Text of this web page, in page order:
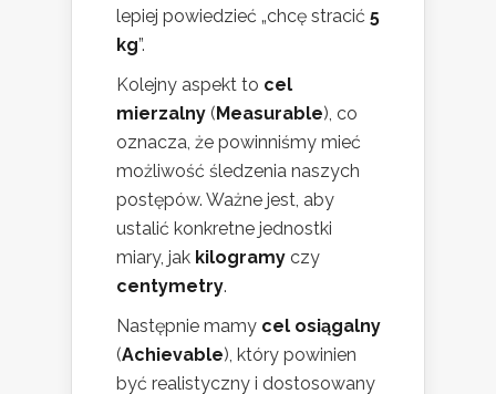
lepiej powiedzieć „chcę stracić 5
kg”.
Kolejny aspekt to cel
mierzalny (Measurable), co
oznacza, że powinniśmy mieć
możliwość śledzenia naszych
postępów. Ważne jest, aby
ustalić konkretne jednostki
miary, jak kilogramy czy
centymetry.
Następnie mamy cel osiągalny
(Achievable), który powinien
być realistyczny i dostosowany